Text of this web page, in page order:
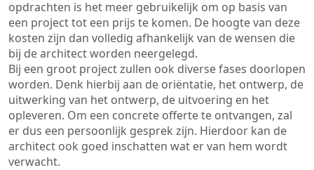
opdrachten is het meer gebruikelijk om op basis van
een project tot een prijs te komen. De hoogte van deze
kosten zijn dan volledig afhankelijk van de wensen die
bij de architect worden neergelegd.
Bij een groot project zullen ook diverse fases doorlopen
worden. Denk hierbij aan de oriëntatie, het ontwerp, de
uitwerking van het ontwerp, de uitvoering en het
opleveren. Om een concrete offerte te ontvangen, zal
er dus een persoonlijk gesprek zijn. Hierdoor kan de
architect ook goed inschatten wat er van hem wordt
verwacht.